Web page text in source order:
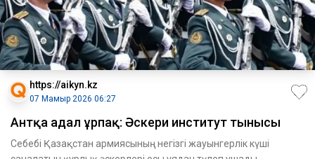
https://aikyn.kz
07 Мамыр 2026 06:27
Антқа адал ұрпақ: Әскери институт тынысы
Себебі Қазақстан армиясының негізгі жауынгерлік күші